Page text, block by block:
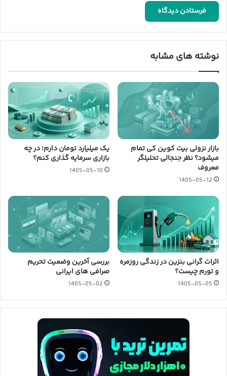
نوشته های مشابه
بازار نزولی بیت کوین کی تمام
میشود؟ نظر جنجالی تحلیلگر
معروف
1405-05-12
یک میلیارد تومان دارم؛ در چه
بازاری سرمایه گذاری کنم؟
1405-05-10
اثرات گرانی بنزین در زندگی روزمره
و تورم چیست؟
1405-05-05
بررسی آخرین وضعیت تحریم
صرافی های ایرانی
1405-05-02